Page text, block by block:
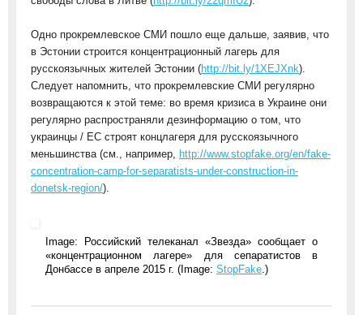
Одно прокремлевское СМИ пошло еще дальше, заявив, что
в Эстонии строится концентрационный лагерь для
русскоязычных жителей Эстонии (http://bit.ly/1XEJXnk).
Следует напомнить, что прокремлевские СМИ регулярно
возвращаются к этой теме: во время кризиса в Украине они
регулярно распространяли дезинформацию о том, что
украинцы / ЕС строят концлагеря для русскоязычного
меньшинства (см., например,
http://www.stopfake.org/en/fake-
concentration-camp-for-separatists-under-construction-in-
donetsk-region/).
Image: Российский телеканал «Звезда» сообщает о
«концентрационном лагере» для сепаратистов в
Донбассе в апреле 2015 г. (Image: StopFake .)